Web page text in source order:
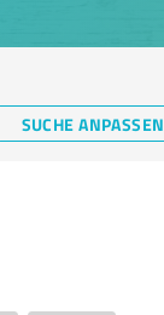
SUCHE ANPASSEN